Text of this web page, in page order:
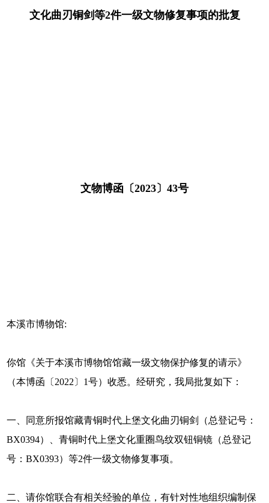
文化曲刃铜剑等2件一级文物修复事项的批复
文物博函〔2023〕43号
本溪市博物馆:
你馆《关于本溪市博物馆馆藏一级文物保护修复的请示》
（本博函〔2022〕1号）收悉。经研究，我局批复如下：
一、同意所报馆藏青铜时代上堡文化曲刃铜剑（总登记号：
BX0394）、青铜时代上堡文化重圈鸟纹双钮铜镜（总登记
号：BX0393）等2件一级文物修复事项。
二、请你馆联合有相关经验的单位，有针对性地组织编制保